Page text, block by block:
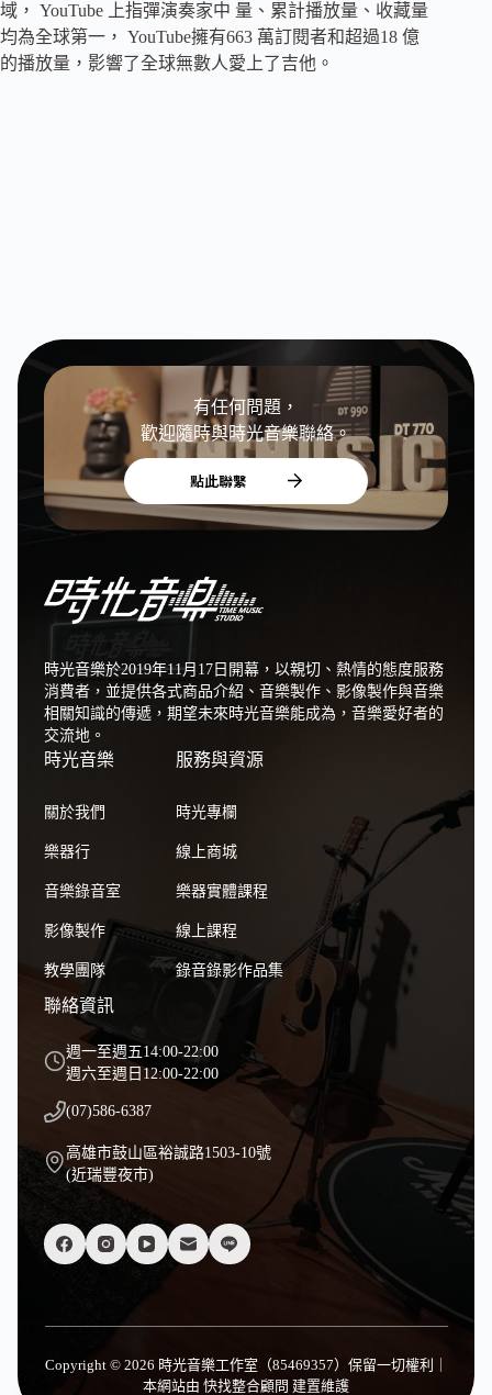
域， YouTube 上指彈演奏家中 量、累計播放量、收藏量
均為全球第一， YouTube擁有663 萬訂閱者和超過18 億
的播放量，影響了全球無數人愛上了吉他。
有任何問題，
歡迎隨時與時光音樂聯絡。
點此聯繫
時光音樂於2019年11月17日開幕，以親切、熱情的態度服務
消費者，並提供各式商品介紹、音樂製作、影像製作與音樂
相關知識的傳遞，期望未來時光音樂能成為，音樂愛好者的
交流地。
時光音樂
關於我們
樂器行
音樂錄音室
影像製作
教學團隊
服務與資源
時光專欄
線上商城
樂器實體課程
線上課程
錄音錄影作品集
聯絡資訊
週一至週五14:00-22:00
週六至週日12:00-22:00
(07)586-6387
高雄市鼓山區裕誠路1503-10號
(近瑞豐夜市)
Copyright © 2026 時光音樂工作室（85469357）保留一切權利｜
本網站由 快找整合顧問 建置維護